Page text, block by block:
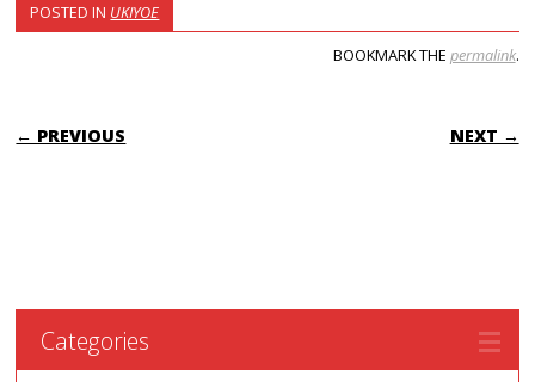
POSTED IN UKIYOE
BOOKMARK THE permalink.
POST NAVIGATION
← PREVIOUS NEXT →
Categories